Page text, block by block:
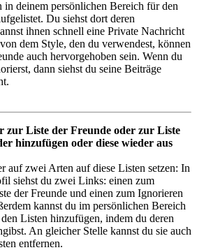
in deinem persönlichen Bereich für den
Du siehst dort deren
ihnen schnell eine Private Nachricht
dem Style, den du verwendest, können
auch hervorgehoben sein. Wenn du
dann siehst du seine Beiträge
zur Liste der Freunde oder zur Liste
hinzufügen oder diese wieder aus
auf zwei Arten auf diese Listen setzen: In
siehst du zwei Links: einen zum
der Freunde und einen zum Ignorieren
kannst du im persönlichen Bereich
Listen hinzufügen, indem du deren
An gleicher Stelle kannst du sie auch
entfernen.